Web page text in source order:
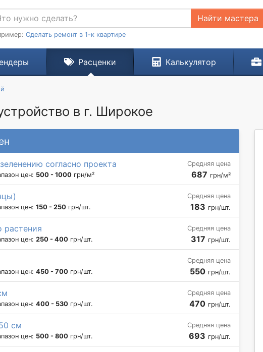
Найти мастера
Сделать ремонт в 1-к квартире
Расценки Калькулятор
в г. Широкое
согласно проекта
цен: 500 - 1000 грн/м²
Средняя цена
687 грн/м²
цен: 150 - 250 грн/шт.
Средняя цена
183 грн/шт.
растения
цен: 250 - 400 грн/шт.
Средняя цена
317 грн/шт.
цен: 450 - 700 грн/шт.
Средняя цена
550 грн/шт.
цен: 400 - 530 грн/шт.
Средняя цена
470 грн/шт.
см
цен: 500 - 800 грн/шт.
Средняя цена
693 грн/шт.